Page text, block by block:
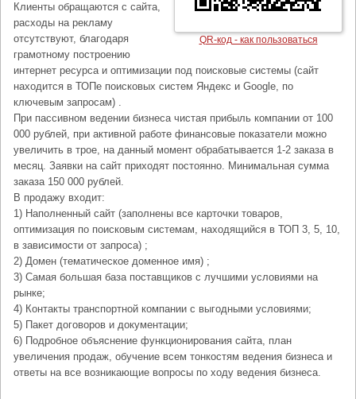
QR-код - как пользоваться
Клиенты обращаются с сайта,
расходы на рекламу
отсутствуют, благодаря
грамотному построению
интернет ресурса и оптимизации под поисковые системы (сайт
находится в ТОПе поисковых систем Яндекс и Google, по
ключевым запросам) .
При пассивном ведении бизнеса чистая прибыль компании от 100
000 рублей, при активной работе финансовые показатели можно
увеличить в трое, на данный момент обрабатывается 1-2 заказа в
месяц. Заявки на сайт приходят постоянно. Минимальная сумма
заказа 150 000 рублей.
В продажу входит:
1) Наполненный сайт (заполнены все карточки товаров,
оптимизация по поисковым системам, находящийся в ТОП 3, 5, 10,
в зависимости от запроса) ;
2) Домен (тематическое доменное имя) ;
3) Самая большая база поставщиков с лучшими условиями на
рынке;
4) Контакты транспортной компании с выгодными условиями;
5) Пакет договоров и документации;
6) Подробное объяснение функционирования сайта, план
увеличения продаж, обучение всем тонкостям ведения бизнеса и
ответы на все возникающие вопросы по ходу ведения бизнеса.